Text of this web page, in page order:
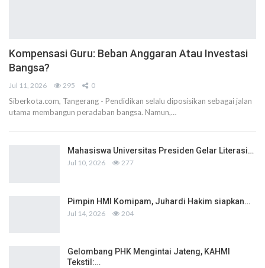
Kompensasi Guru: Beban Anggaran Atau Investasi
Bangsa?
Jul 11, 2026 295 0
Siberkota.com, Tangerang - Pendidikan selalu diposisikan sebagai jalan
utama membangun peradaban bangsa. Namun,…
Mahasiswa Universitas Presiden Gelar Literasi…
Jul 10, 2026 277
Pimpin HMI Komipam, Juhardi Hakim siapkan…
Jul 14, 2026 204
Gelombang PHK Mengintai Jateng, KAHMI
Tekstil:…